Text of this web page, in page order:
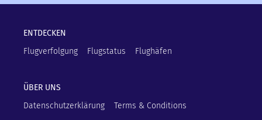
ENTDECKEN
Flugverfolgung
Flugstatus Flughäfen
ÜBER UNS
Datenschutzerklärung
Terms & Conditions